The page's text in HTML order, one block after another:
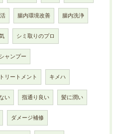
腸内環境改善 腸内洗浄
シミ取りのプロ
ャンプー
リートメント キメハ
い 指通り良い 髪に潤い
ダメージ補修